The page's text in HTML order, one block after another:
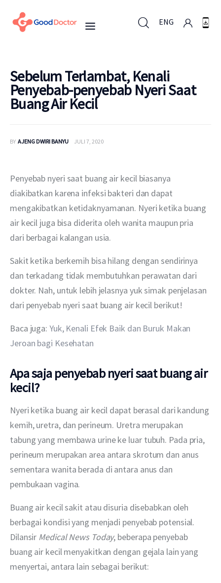
ENG
ENG
Untuk Bisnis
Berita
Layanan
Sebelum Terlambat, Kenali
Penyebab-penyebab Nyeri Saat
Buang Air Kecil
BY AJENG DWIRI BANYU JULI 7, 2020
Penyebab nyeri saat buang air kecil biasanya
diakibatkan karena infeksi bakteri dan dapat
mengakibatkan ketidaknyamanan. Nyeri ketika buang
air kecil juga bisa diderita oleh wanita maupun pria
dari berbagai kalangan usia.
Sakit ketika berkemih bisa hilang dengan sendirinya
dan terkadang tidak membutuhkan perawatan dari
dokter. Nah, untuk lebih jelasnya yuk simak penjelasan
dari penyebab nyeri saat buang air kecil berikut!
Baca juga: Yuk, Kenali Efek Baik dan Buruk Makan
Jeroan bagi Kesehatan
Apa saja penyebab nyeri saat buang air
kecil?
Nyeri ketika buang air kecil dapat berasal dari kandung
kemih, uretra, dan perineum. Uretra merupakan
tabung yang membawa urine ke luar tubuh. Pada pria,
perineum merupakan area antara skrotum dan anus
sementara wanita berada di antara anus dan
pembukaan vagina.
Buang air kecil sakit atau disuria disebabkan oleh
berbagai kondisi yang menjadi penyebab potensial.
Dilansir Medical News Today, beberapa penyebab
buang air kecil menyakitkan dengan gejala lain yang
menyertai, antara lain sebagai berikut: